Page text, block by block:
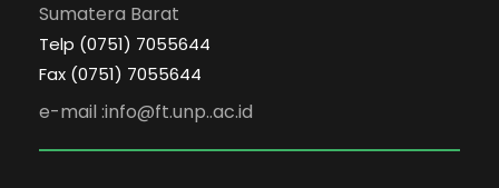
Sumatera Barat
Telp (0751) 7055644
Fax (0751) 7055644
e-mail :info@ft.unp..ac.id